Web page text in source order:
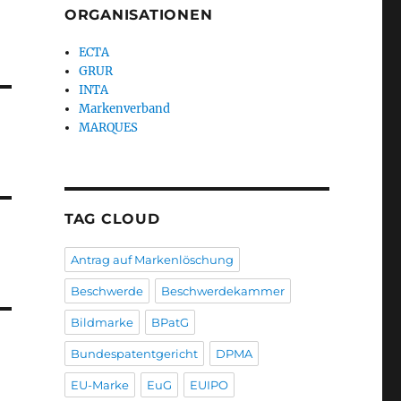
ORGANISATIONEN
ECTA
GRUR
INTA
Markenverband
MARQUES
TAG CLOUD
Antrag auf Markenlöschung
Beschwerde Beschwerdekammer
Bildmarke BPatG
Bundespatentgericht DPMA
EU-Marke EuG EUIPO